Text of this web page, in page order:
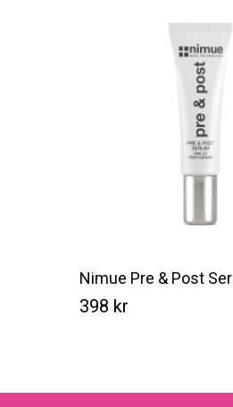
Nimue Pre & Post
398 kr